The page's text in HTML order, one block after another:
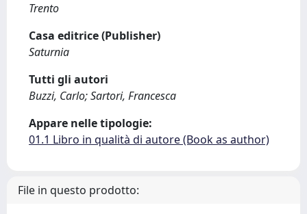
Trento
Casa editrice (Publisher)
Saturnia
Tutti gli autori
Buzzi, Carlo; Sartori, Francesca
Appare nelle tipologie:
01.1 Libro in qualità di autore (Book as author)
File in questo prodotto: